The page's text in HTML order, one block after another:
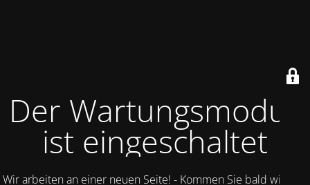
Der Wartungsmodus
ist eingeschaltet
Wir arbeiten an einer neuen Seite! - Kommen Sie bald wieder.